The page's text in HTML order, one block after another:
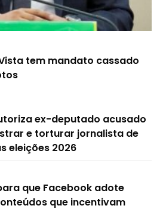
tem mandato cassado
ex-deputado acusado
e torturar jornalista de
eleições 2026
que Facebook adote
que incentivam